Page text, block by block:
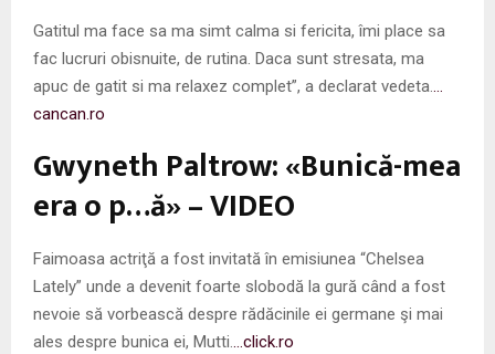
Gatitul ma face sa ma simt calma si fericita, îmi place sa
fac lucruri obisnuite, de rutina. Daca sunt stresata, ma
apuc de gatit si ma relaxez complet”, a declarat vedeta.
cancan.ro
Gwyneth Paltrow: «Bunică-mea
era o p…ă» – VIDEO
Faimoasa actriţă a fost invitată în emisiunea “Chelsea
Lately” unde a devenit foarte slobodă la gură când a fost
nevoie să vorbească despre rădăcinile ei germane şi mai
ales despre bunica ei, Mutti.
…click.ro